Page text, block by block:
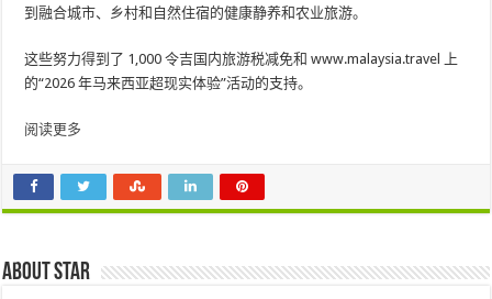
到融合城市、乡村和自然住宿的健康静养和农业旅游。
这些努力得到了 1,000 令吉国内旅游税减免和 www.malaysia.travel 上
的“2026 年马来西亚超现实体验”活动的支持。
阅读更多
About star